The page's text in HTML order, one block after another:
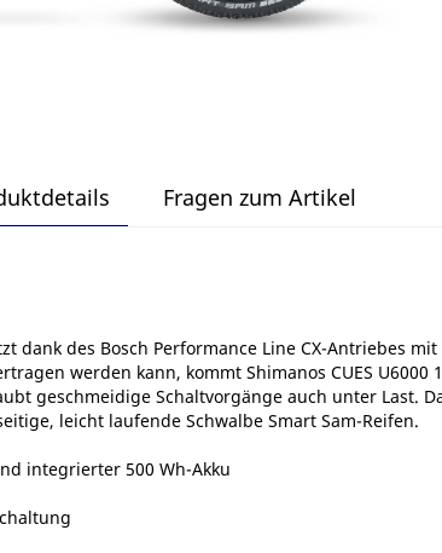
Fragen zum Artikel
dank des Bosch Performance Line CX-Antriebes
werden kann, kommt Shimanos CUES U6000
geschmeidige Schaltvorgänge auch unter Last.
leicht laufende Schwalbe Smart Sam-Reifen.
integrierter 500 Wh-Akku